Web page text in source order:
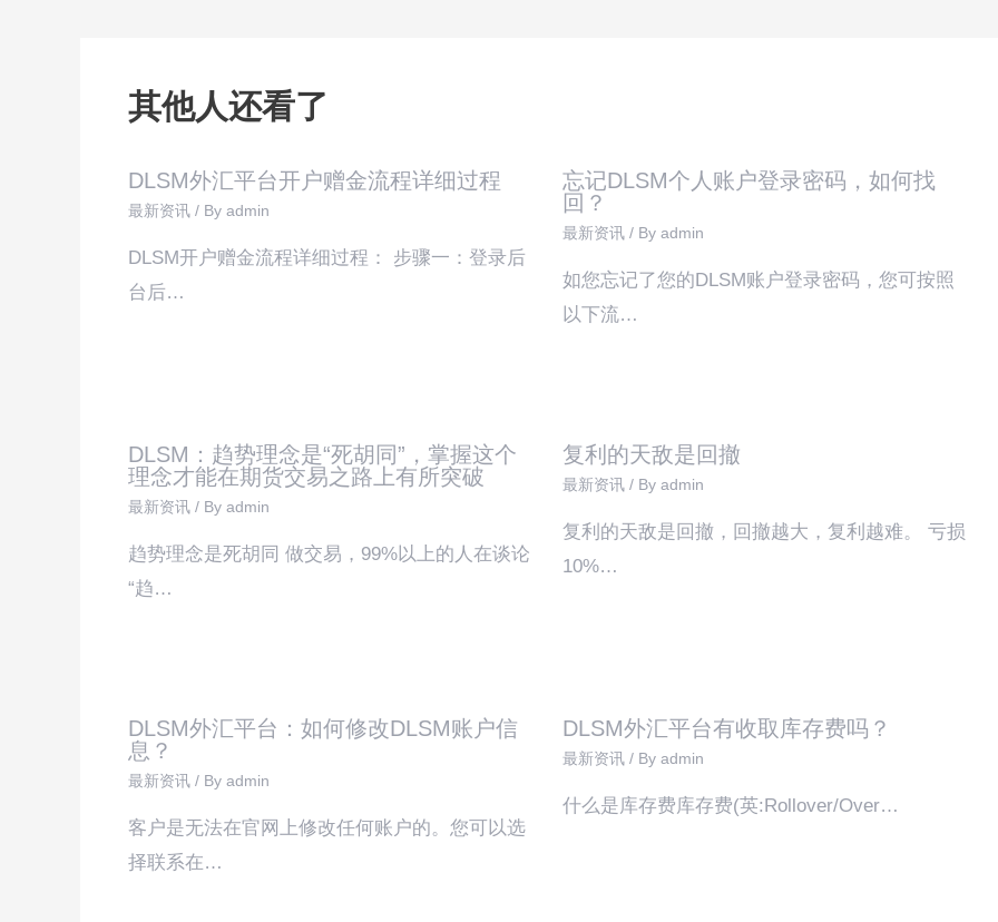
其他人还看了
DLSM外汇平台开户赠金流程详细过程
最新资讯/ By admin
DLSM开户赠金流程详细过程： 步骤一：登录后
台后…
忘记DLSM个人账户登录密码，如何找
回？
最新资讯/ By admin
如您忘记了您的DLSM账户登录密码，您可按照
以下流…
DLSM：趋势理念是“死胡同”，掌握这个
理念才能在期货交易之路上有所突破
最新资讯/ By admin
趋势理念是死胡同 做交易，99%以上的人在谈论
“趋…
复利的天敌是回撤
最新资讯/ By admin
复利的天敌是回撤，回撤越大，复利越难。 亏损
10%…
DLSM外汇平台：如何修改DLSM账户信
息？
最新资讯/ By admin
客户是无法在官网上修改任何账户的。您可以选
择联系在…
DLSM外汇平台有收取库存费吗？
最新资讯/ By admin
什么是库存费库存费(英:Rollover/Over…